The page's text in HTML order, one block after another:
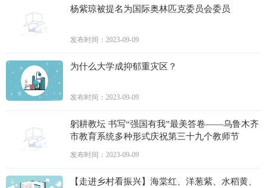
杨紫琼被提名为国际奥林匹克委员会委员
发布时间：2023-09-09
为什么大学成抑郁重灾区？
发布时间：2023-09-09
躬耕教坛 书写“强国有我”最美答卷——乌鲁木齐
市教育系统多种形式庆祝第三十九个教师节
发布时间：2023-09-09
【走进乡村看振兴】海棠红、洋葱紫、水稻黄、